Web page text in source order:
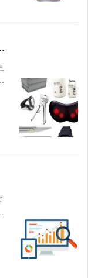
売れたのはコレだ！